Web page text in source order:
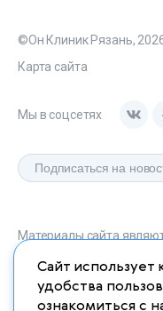
©Он Клиник Рязань,
Карта сайта
Мы в соцсетях
Материалы сайта
onclinic-ryazan.ru
ГК. РФ.
Сайт
удобства
ознакомиться с